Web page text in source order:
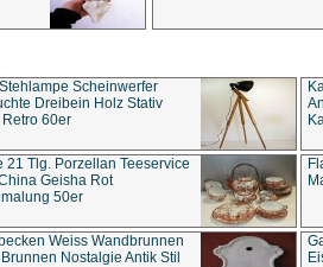
Scheinwerfer
Dreibein Holz Stativ
Retro 60er
21 Tlg. Porzellan Teeservice
Geisha Rot
50er
Weiss Wandbrunnen
Nostalgie Antik Stil